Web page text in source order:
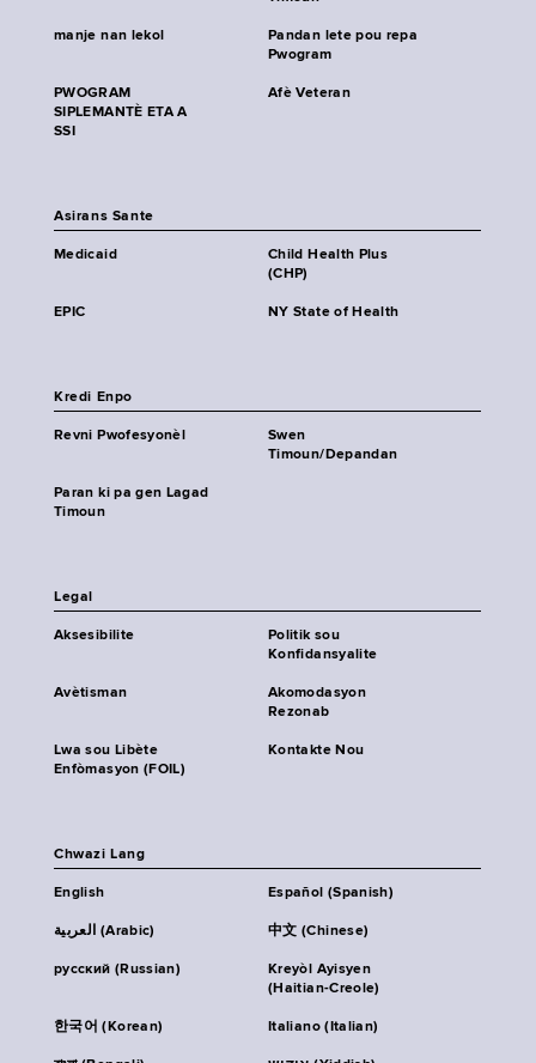
manje nan lekol
Pandan lete pou repa
Pwogram
PWOGRAM
SIPLEMANTÈ ETA A
SSI
Afè Veteran
Asirans Sante
Medicaid
Child Health Plus
(CHP)
EPIC NY State of Health
Kredi Enpo
Revni Pwofesyonèl
Swen
Timoun/Depandan
Paran ki pa gen Lagad
Timoun
Legal
Aksesibilite
Politik sou
Konfidansyalite
Avètisman
Akomodasyon
Rezonab
Lwa sou Libète
Enfòmasyon (FOIL)
Kontakte Nou
Chwazi Lang
English Español (Spanish)
العربية (Arabic) 中文 (Chinese)
русский (Russian)
Kreyòl Ayisyen
(Haitian-Creole)
한국어 (Korean) Italiano (Italian)